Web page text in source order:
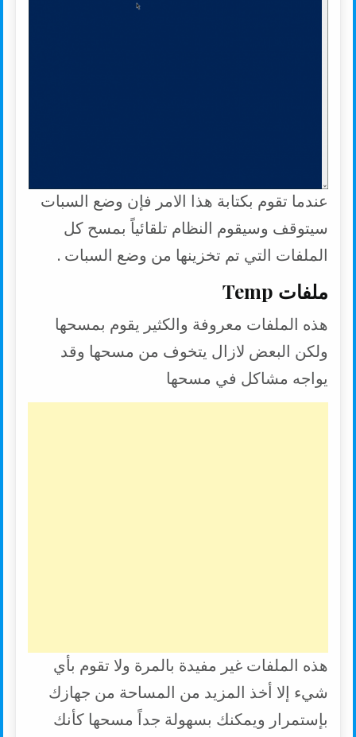
عندما تقوم بكتابة هذا الامر فإن وضع السبات
سيتوقف وسيقوم النظام تلقائياً بمسح كل
الملفات التي تم تخزينها من وضع السبات .
ملفات Temp
هذه الملفات معروفة والكثير يقوم بمسحها
ولكن البعض لازال يتخوف من مسحها وقد
يواجه مشاكل في مسحها
هذه الملفات غير مفيدة بالمرة ولا تقوم بأي
شيء إلا أخذ المزيد من المساحة من جهازك
بإستمرار ويمكنك بسهولة جداً مسحها كأنك